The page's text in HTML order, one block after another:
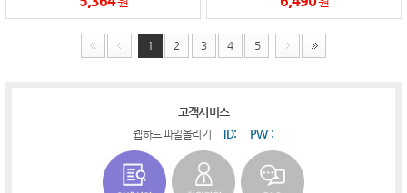
1 2 3 4 5
고객서비스
웹하드 파일올리기 ID: PW :